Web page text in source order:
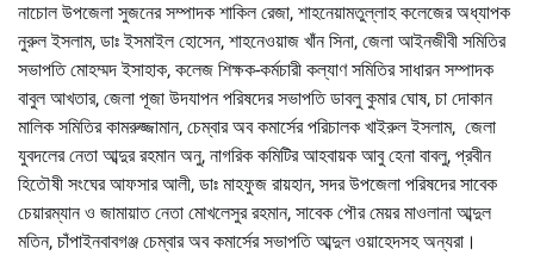
নাচোল উপজেলা সুজনের সম্পাদক শাকিল রেজা, শাহনেয়ামতুল্লাহ কলেজের অধ্যাপক
নুরুল ইসলাম, ডাঃ ইসমাইল হোসেন, শাহনেওয়াজ খাঁন সিনা, জেলা আইনজীবী সমিতির
সভাপতি মোহম্মদ ইসাহাক, কলেজ শিক্ষক-কর্মচারী কল্যাণ সমিতির সাধারন সম্পাদক
বাবুল আখতার, জেলা পূজা উদযাপন পরিষদের সভাপতি ডাবলু কুমার ঘোষ, চা দোকান
মালিক সমিতির কামরুজ্জামান, চেম্বার অব কমার্সের পরিচালক খাইরুল ইসলাম, জেলা
যুবদলের নেতা আব্দুর রহমান অনু, নাগরিক কমিটির আহবায়ক আবু হেনা বাবলু, প্রবীন
হিতৌষী সংঘের আফসার আলী, ডাঃ মাহফুজ রায়হান, সদর উপজেলা পরিষদের সাবেক
চেয়ারম্যান ও জামায়াত নেতা মোখলেসুর রহমান, সাবেক পৌর মেয়র মাওলানা আব্দুল
মতিন, চাঁপাইনবাবগঞ্জ চেম্বার অব কমার্সের সভাপতি আব্দুল ওয়াহেদসহ অন্যরা।